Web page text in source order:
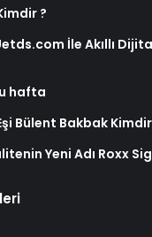
?
İle Akıllı
hafta
Bülent Bakbak
Yeni Adı Roxx